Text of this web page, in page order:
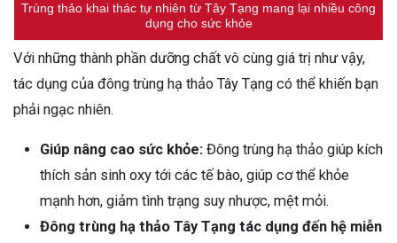
Trùng thảo khai thác tự nhiên từ Tây Tạng mang lại nhiều công
dụng cho sức khỏe
Với những thành phần dưỡng chất vô cùng giá trị như vậy,
tác dụng của đông trùng hạ thảo Tây Tạng có thể khiến bạn
phải ngạc nhiên.
Giúp nâng cao sức khỏe: Đông trùng hạ thảo giúp kích
thích sản sinh oxy tới các tế bào, giúp cơ thể khỏe
mạnh hơn, giảm tình trạng suy nhược, mệt mỏi.
Đông trùng hạ thảo Tây Tạng tác dụng đến hệ miễn